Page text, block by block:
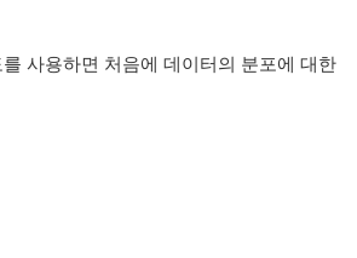
사용하면 처음에 데이터의 분포에 대한